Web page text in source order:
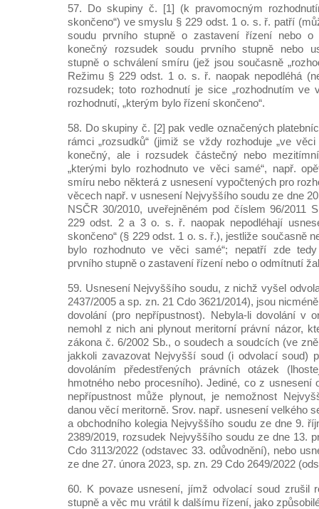
57. Do skupiny č. [1] (k pravomocným
skončeno“) ve smyslu § 229 odst. 1 o. s. ř. patří
soudu prvního stupně o zastavení řízení nebo o
konečný rozsudek soudu prvního stupně nebo
stupně o schválení smíru (jež jsou současně
Režimu § 229 odst. 1 o. s. ř. naopak nepodléhá
rozsudek; toto rozhodnutí je sice „rozhodnutím ve
rozhodnutí, „kterým bylo řízení skončeno“.
58. Do skupiny č. [2] pak vedle označených
rámci „rozsudků“ (jimiž se vždy rozhoduje „ve
konečný, ale i rozsudek částečný nebo
„kterými bylo rozhodnuto ve věci samé“, např.
smíru nebo některá z usnesení vypočtených pro
věcech např. v usnesení Nejvyššího soudu ze dne
NSČR 30/2010, uveřejněném pod číslem 96/2011
229 odst. 2 a 3 o. s. ř. naopak nepodléhají
skončeno“ (§ 229 odst. 1 o. s. ř.), jestliže současně
bylo rozhodnuto ve věci samé“; nepatří zde
prvního stupně o zastavení řízení nebo o odmítnutí
59. Usnesení Nejvyššího soudu, z nichž vyšel
2437/2005 a sp. zn. 21 Cdo 3621/2014), jsou
dovolání (pro nepřípustnost). Nebyla-li dovolání v
nemohl z nich ani plynout meritorní právní názor,
zákona č. 6/2002 Sb., o soudech a soudcích (ve
jakkoli zavazovat Nejvyšší soud (i odvolací soud)
dovoláním předestřených právních otázek
hmotného nebo procesního). Jediné, co z usnesení
nepřípustnost může plynout, je nemožnost
danou věcí meritorně. Srov. např. usnesení velkého
a obchodního kolegia Nejvyššího soudu ze dne 9.
2389/2019, rozsudek Nejvyššího soudu ze dne 13.
Cdo 3113/2022 (odstavec 33. odůvodnění), nebo
ze dne 27. února 2023, sp. zn. 29 Cdo 2649/2022
60. K povaze usnesení, jímž odvolací soud zrušil
stupně a věc mu vrátil k dalšímu řízení, jako